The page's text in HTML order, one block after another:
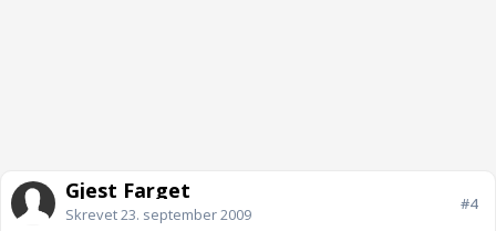
Gjest Farget
Skrevet23. september 2009
#4